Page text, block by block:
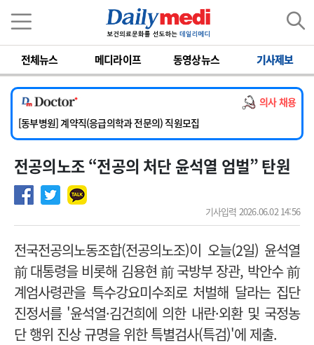
전체뉴스 메디라이프 동영상뉴스 기사제보
의사 채용
[서울아산병원] 2026년 하반기 인턴 모집
[영남대학교의료원] 마취통증의학과 임기제 임상의사 채용
[충남대학교병원] 소아청소년과(소아응급전담) 계약직 의사 공개채용
[동부병원] 계약직(응급의학과 전문의) 직원모집
[이대목동병원] 하반기 전공의(레지던트1년차) 모집
[서울아산병원] 2026년 하반기 인턴 모집
[영남대학교의료원] 마취통증의학과 임기제 임상의사 채용
전공의노조 “전공의 처단 윤석열 엄벌” 탄원
기사입력 2026.06.02 14:56
전국전공의노동조합(전공의노조)이 오늘(2일) 윤석열
前 대통령을 비롯해 김용현 前 국방부 장관, 박안수 前
계엄사령관을 특수강요미수죄로 처벌해 달라는 집단
진정서를 '윤석열·김건희에 의한 내란·외환 및 국정농
단 행위 진상 규명을 위한 특별검사(특검)'에 제출.